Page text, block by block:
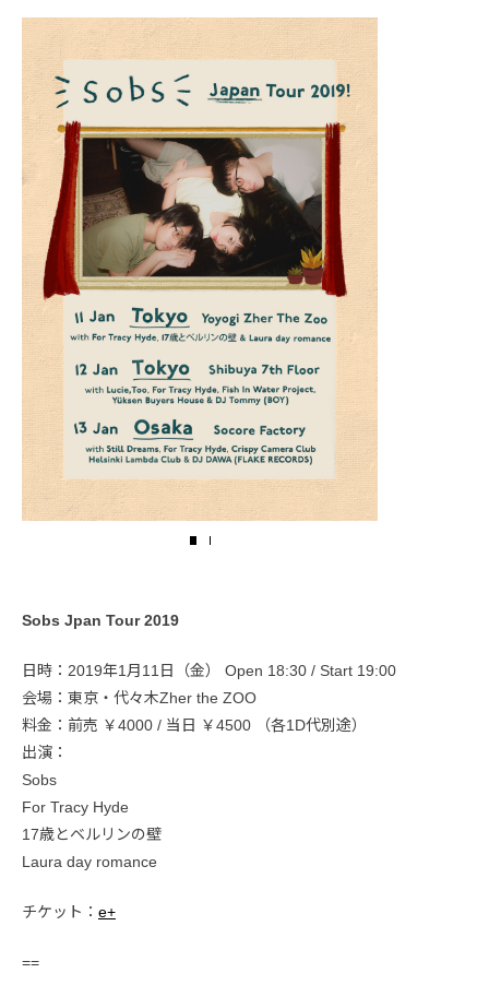
Sobs Jpan Tour 2019
日時：2019年1月11日（金） Open 18:30 / Start 19:00
会場：東京・代々木Zher the ZOO
料金：前売 ￥4000 / 当日 ￥4500 （各1D代別途）
出演：
Sobs
For Tracy Hyde
17歳とベルリンの壁
Laura day romance
チケット： e+
==